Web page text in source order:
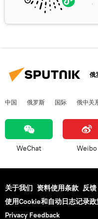
俄
中国 俄罗斯 国际 俄中关
WeChat Weibo
关于我们 资料使用条款 反馈
使用Cookie和自动日志记录政
Privacy Feedback